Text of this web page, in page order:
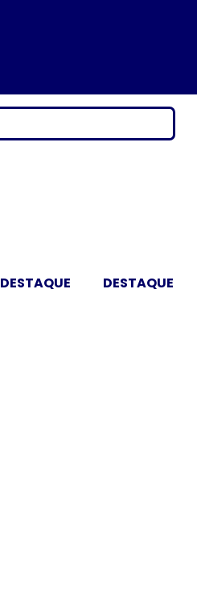
DESTAQUE DESTAQUE